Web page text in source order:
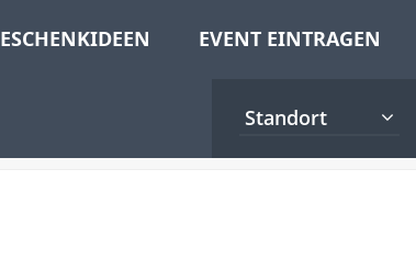
EVENT EINTRAGEN
Standort